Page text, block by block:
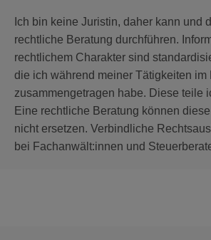
Ich bin keine Juristin, daher kann und
rechtliche Beratung durchführen.
rechtlichem Charakter sind
die ich während meiner Tätigkeiten im
zusammengetragen habe. Diese teile
Eine rechtliche Beratung können
nicht ersetzen. Verbindliche
bei Fachanwält:innen und